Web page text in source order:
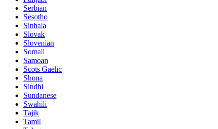
Serbian
Sesotho
Sinhala
Slovak
Slovenian
Somali
Samoan
Scots Gaelic
Shona
Sindhi
Sundanese
Swahili
Tajik
Tamil